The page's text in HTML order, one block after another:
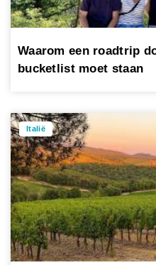
Waarom een roadtrip
bucketlist moet staan
Italië